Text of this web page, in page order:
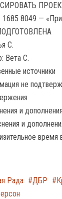
8049 —
С.
Вета С.
источники
не
и дополнения
и
Рада ДБР